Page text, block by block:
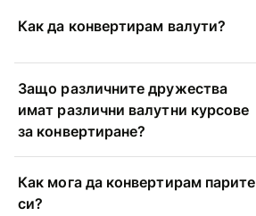
Как да конвертирам валути?
Защо различните дружества
имат различни валутни курсове
за конвертиране?
Как мога да конвертирам парите
си?